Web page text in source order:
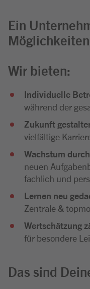
Ein
Wir bieten:
Individuelle
während der
Zukunft
vielfältige
Wachstum
neuen
fachlich und
Lernen neu
Zentrale &
Wertschätzung
für besondere
Das sind